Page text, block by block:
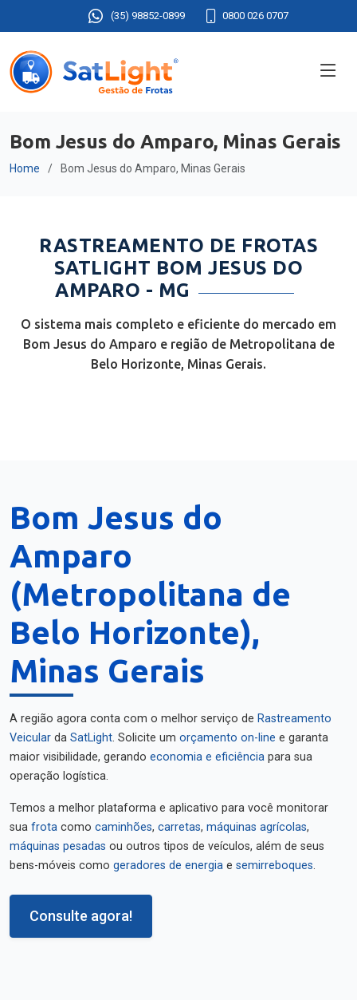
(35) 98852-0899 0800 026 0707
Bom Jesus do Amparo, Minas Gerais
Home Bom Jesus do Amparo, Minas Gerais
RASTREAMENTO DE FROTAS
SATLIGHT BOM JESUS DO
AMPARO - MG
O sistema mais completo e eficiente do mercado em
Bom Jesus do Amparo e região de Metropolitana de
Belo Horizonte, Minas Gerais.
Bom Jesus do
Amparo
(Metropolitana de
Belo Horizonte),
Minas Gerais
A região agora conta com o melhor serviço de Rastreamento
Veicular da SatLight. Solicite um orçamento on-line e garanta
maior visibilidade, gerando economia e eficiência para sua
operação logística.
Temos a melhor plataforma e aplicativo para você monitorar
sua frota como caminhões, carretas, máquinas agrícolas,
máquinas pesadas ou outros tipos de veículos, além de seus
bens-móveis como geradores de energia e semirreboques.
Consulte agora!